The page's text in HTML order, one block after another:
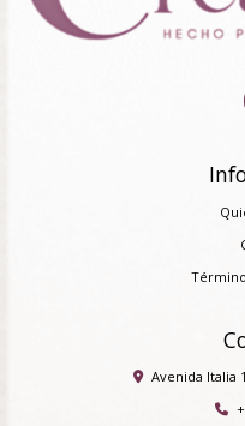
Avenida Italia